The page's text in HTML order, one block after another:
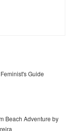
Guide
Beach Adventure by